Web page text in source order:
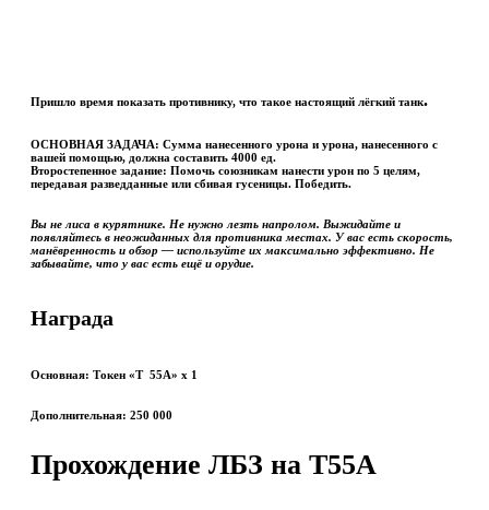
Пришло время показать противнику, что такое настоящий лёгкий танк.
ОСНОВНАЯ ЗАДАЧА: Сумма нанесенного урона и урона, нанесенного с
вашей помощью, должна составить 4000 ед.
Второстепенное задание: Помочь союзникам нанести урон по 5 целям,
передавая разведданные или сбивая гусеницы. Победить.
Вы не лиса в курятнике. Не нужно лезть напролом. Выжидайте и
появляйтесь в неожиданных для противника местах. У вас есть скорость,
манёвренность и обзор — используйте их максимально эффективно. Не
забывайте, что у вас есть ещё и орудие.
Награда
Основная: Токен «T 55A» x 1
Дополнительная: 250 000
Прохождение ЛБЗ на Т55A